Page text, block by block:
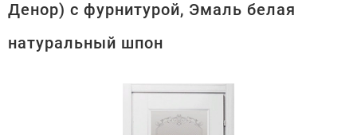
Денор) с фурнитурой, Эмаль белая
натуральный шпон